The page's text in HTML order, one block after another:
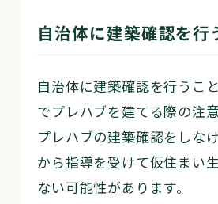
自治体に建築確認を行
自治体に建築確認を行うこ
でプレハブを建てる際の注
プレハブの建築確認をしな
から指導を受けて仮住まい
ない可能性があります。